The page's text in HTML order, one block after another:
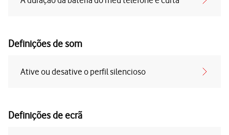
Definições de som
Ative ou desative o perfil silencioso
Definições de ecrã